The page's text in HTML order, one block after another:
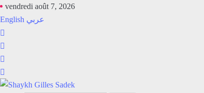
vendredi août 7, 2026
English عربي